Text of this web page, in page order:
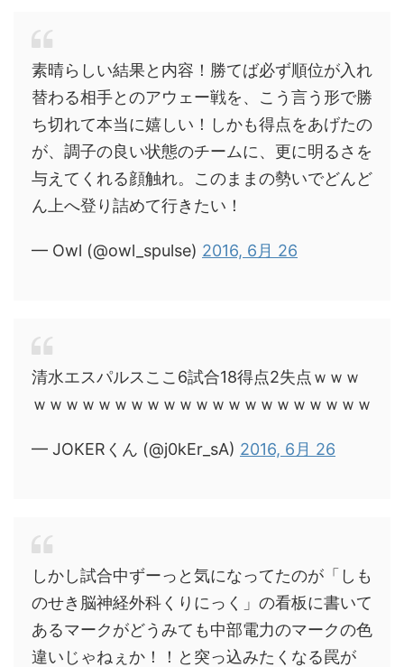
素晴らしい結果と内容！勝てば必ず順位が入れ
替わる相手とのアウェー戦を、こう言う形で勝
ち切れて本当に嬉しい！しかも得点をあげたの
が、調子の良い状態のチームに、更に明るさを
与えてくれる顔触れ。このままの勢いでどんど
ん上へ登り詰めて行きたい！
— Owl (@owl_spulse) 2016, 6月 26
清水エスパルスここ6試合18得点2失点ｗｗｗ
ｗｗｗｗｗｗｗｗｗｗｗｗｗｗｗｗｗｗｗｗｗ
— JOKERくん (@j0kEr_sA) 2016, 6月 26
しかし試合中ずーっと気になってたのが「しも
のせき脳神経外科くりにっく」の看板に書いて
あるマークがどうみても中部電力のマークの色
違いじゃねぇか！！と突っ込みたくなる罠が